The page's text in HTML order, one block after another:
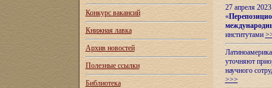
Конкурс вакансий
Книжная лавка
Архив новостей
Полезные ссылки
Библиотека
27 апреля
«
институтами
уточняют
научного
>>>